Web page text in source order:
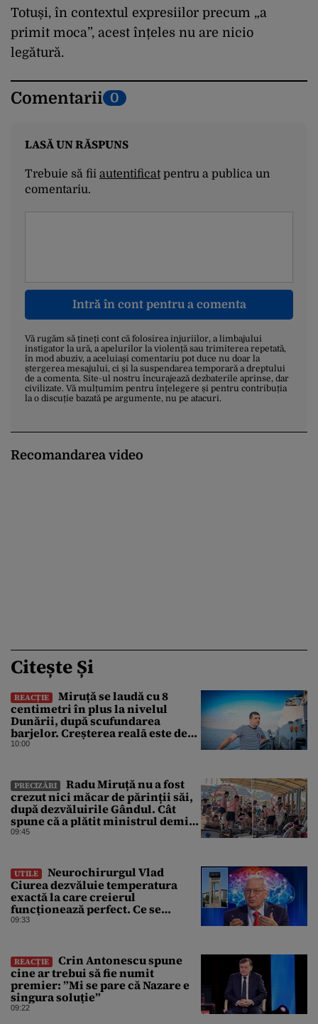
Totuși, în contextul expresiilor precum „a
primit moca”, acest înțeles nu are nicio
legătură.
Comentarii 0
LASĂ UN RĂSPUNS
Trebuie să fii autentificatpentru a publica un
comentariu.
Intră în cont pentru a comenta
Vă rugăm să țineți cont că folosirea injuriilor, a limbajului
instigator la ură, a apelurilor la violență sau trimiterea repetată,
în mod abuziv, a aceluiași comentariu pot duce nu doar la
ștergerea mesajului, ci și la suspendarea temporară a dreptului
de a comenta. Site-ul nostru încurajează dezbaterile aprinse, dar
civilizate. Vă mulțumim pentru înțelegere și pentru contribuția
la o discuție bazată pe argumente, nu pe atacuri.
Recomandarea video
Citește Și
REACȚIE
Miruță se laudă cu 8
centimetri în plus la nivelul
Dunării, după scufundarea
barjelor. Creșterea realā este de
doar 4 centimetri
10:00
PRECIZĂRI
Radu Miruță nu a fost
crezut nici măcar de părinții săi,
după dezvăluirile Gândul. Cât
spune că a plătit ministrul demis
pentru vacanța la 5 stele în Turcia
09:45
UTILE
Neurochirurgul Vlad
Ciurea dezvăluie temperatura
exactă la care creierul
funcționează perfect. Ce se
întâmplă când afară sunt peste 35
09:33
REACȚIE
Crin Antonescu spune
cine ar trebui să fie numit
premier: ”Mi se pare că Nazare e
singura soluție”
09:22